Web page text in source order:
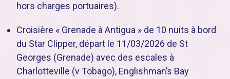
hors charges portuaires).
Croisière « Grenade à Antigua » de 10 nuits à bord
du Star Clipper, départ le 11/03/2026 de St
Georges (Grenade) avec des escales à
Charlotteville (v Tobago), Englishman’s Bay